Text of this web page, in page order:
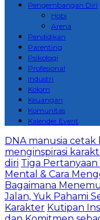
Pengembangan Diri
Hobi
Arena
Pendidikan
Parenting
Psikologi
Profesional
Industri
Kolom
Keuangan
Komunitas
Kalender Event
DNA manusia
menginspirasi
diri Tiga
Mental & Cara
Bagaimana
Jalan, Yuk Pahami
Karakter Kutipan